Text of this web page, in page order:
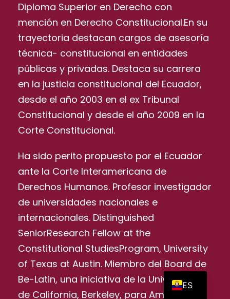
Diploma Superior en Derecho con
mención en Derecho Constitucional.En su
trayectoria destacan cargos de asesoría
técnica- constitucional en entidades
públicas y privadas. Destaca su carrera
en la justicia constitucional del Ecuador,
desde el año 2003 en el ex Tribunal
Constitucional y desde el año 2009 en la
Corte Constitucional.
Ha sido perito propuesto por el Ecuador
ante la Corte Interamericana de
Derechos Humanos. Profesor investigador
de universidades nacionales e
internacionales. Distinguished
SeniorResearch Fellow at the
Constitutional StudiesProgram, University
of Texas at Austin. Miembro del Board de
Be-Latin, una iniciativa de la Universidad
de California, Berkeley, para América
ES
EN